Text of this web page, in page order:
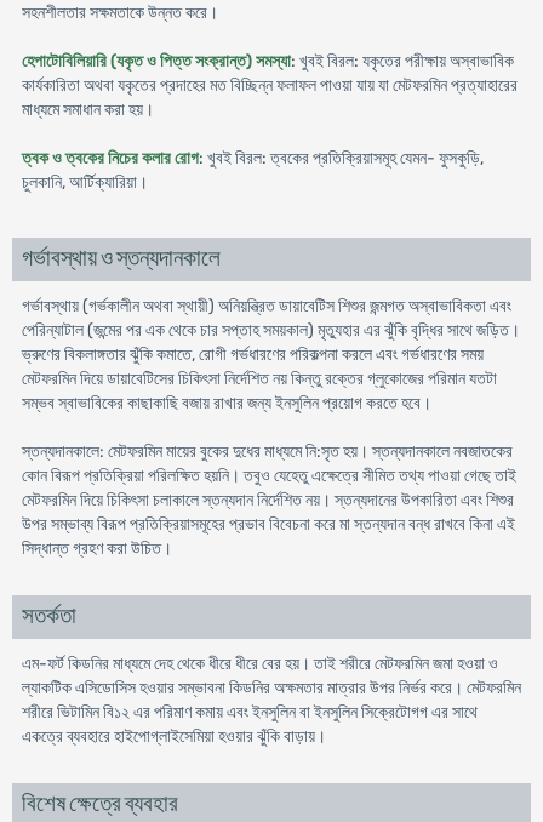
সহনশীলতার সক্ষমতাকে উন্নত করে।
হেপাটোবিলিয়ারি (যকৃত ও পিত্ত সংক্রান্ত) সমস্যা: খুবই বিরল: যকৃতের পরীক্ষায় অস্বাভাবিক
কার্যকারিতা অথবা যকৃতের প্রদাহের মত বিচ্ছিন্ন ফলাফল পাওয়া যায় যা মেটফরমিন প্রত্যাহারের
মাধ্যমে সমাধান করা হয়।
ত্বক ও ত্বকের নিচের কলার রোগ: খুবই বিরল: ত্বকের প্রতিক্রিয়াসমূহ যেমন- ফুসকুড়ি,
চুলকানি, আর্টিক্যারিয়া।
গর্ভাবস্থায় ও স্তন্যদানকালে
গর্ভাবস্থায় (গর্ভকালীন অথবা স্থায়ী) অনিয়ন্ত্রিত ডায়াবেটিস শিশুর জন্মগত অস্বাভাবিকতা এবং
পেরিন্যাটাল (জন্মের পর এক থেকে চার সপ্তাহ সময়কাল) মৃত্যুহার এর ঝুঁকি বৃদ্ধির সাথে জড়িত।
ভ্রুণের বিকলাঙ্গতার ঝুঁকি কমাতে, রোগী গর্ভধারণের পরিকল্পনা করলে এবং গর্ভধারণের সময়
মেটফরমিন দিয়ে ডায়াবেটিসের চিকিৎসা নির্দেশিত নয় কিন্তু রক্তের গ্লুকোজের পরিমান যতটা
সম্ভব স্বাভাবিকের কাছাকাছি বজায় রাখার জন্য ইনসুলিন প্রয়োগ করতে হবে।
স্তন্যদানকালে: মেটফরমিন মায়ের বুকের দুধের মাধ্যমে নি:সৃত হয়। স্তন্যদানকালে নবজাতকের
কোন বিরূপ প্রতিক্রিয়া পরিলক্ষিত হয়নি। তবুও যেহেতু এক্ষেত্রে সীমিত তথ্য পাওয়া গেছে তাই
মেটফরমিন দিয়ে চিকিৎসা চলাকালে স্তন্যদান নির্দেশিত নয়। স্তন্যদানের উপকারিতা এবং শিশুর
উপর সম্ভাব্য বিরূপ প্রতিক্রিয়াসমূহের প্রভাব বিবেচনা করে মা স্তন্যদান বন্ধ রাখবে কিনা এই
সিদ্ধান্ত গ্রহণ করা উচিত।
সতর্কতা
এম-ফর্ট কিডনির মাধ্যমে দেহ থেকে ধীরে ধীরে বের হয়। তাই শরীরে মেটফরমিন জমা হওয়া ও
ল্যাকটিক এসিডোসিস হওয়ার সম্ভাবনা কিডনির অক্ষমতার মাত্রার উপর নির্ভর করে। মেটফরমিন
শরীরে ভিটামিন বি১২ এর পরিমাণ কমায় এবং ইনসুলিন বা ইনসুলিন সিক্রেটোগগ এর সাথে
একত্রে ব্যবহারে হাইপোগ্লাইসেমিয়া হওয়ার ঝুঁকি বাড়ায়।
বিশেষ ক্ষেত্রে ব্যবহার